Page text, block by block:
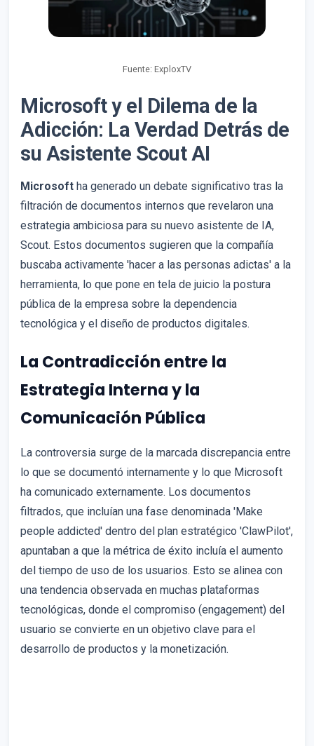
Fuente: ExploxTV
Microsoft y el Dilema de la
Adicción: La Verdad Detrás de
su Asistente Scout AI
Microsoft ha generado un debate significativo tras la
filtración de documentos internos que revelaron una
estrategia ambiciosa para su nuevo asistente de IA,
Scout. Estos documentos sugieren que la compañía
buscaba activamente 'hacer a las personas adictas' a la
herramienta, lo que pone en tela de juicio la postura
pública de la empresa sobre la dependencia
tecnológica y el diseño de productos digitales.
La Contradicción entre la
Estrategia Interna y la
Comunicación Pública
La controversia surge de la marcada discrepancia entre
lo que se documentó internamente y lo que Microsoft
ha comunicado externamente. Los documentos
filtrados, que incluían una fase denominada 'Make
people addicted' dentro del plan estratégico 'ClawPilot',
apuntaban a que la métrica de éxito incluía el aumento
del tiempo de uso de los usuarios. Esto se alinea con
una tendencia observada en muchas plataformas
tecnológicas, donde el compromiso (engagement) del
usuario se convierte en un objetivo clave para el
desarrollo de productos y la monetización.